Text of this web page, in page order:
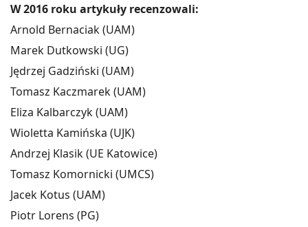
W 2016 roku artykuły recenzowali:
Arnold Bernaciak (UAM)
Marek Dutkowski (UG)
Jędrzej Gadziński (UAM)
Tomasz Kaczmarek (UAM)
Eliza Kalbarczyk (UAM)
Wioletta Kamińska (UJK)
Andrzej Klasik (UE Katowice)
Tomasz Komornicki (UMCS)
Jacek Kotus (UAM)
Piotr Lorens (PG)